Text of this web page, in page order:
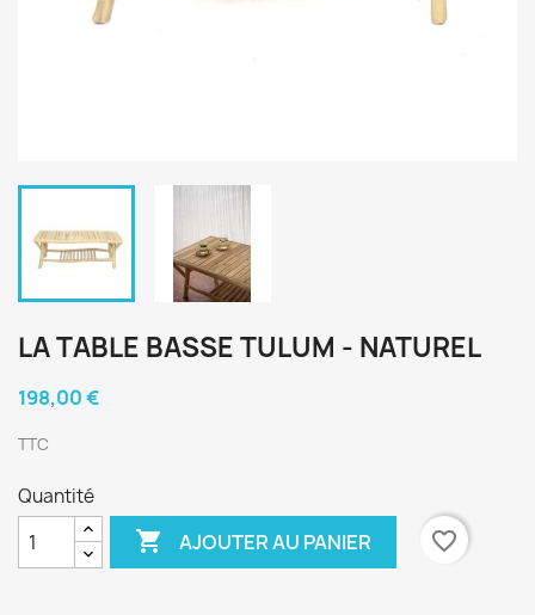
LA TABLE BASSE TULUM - NATUREL
198,00 €
TTC
Quantité
 AJOUTER AU PANIER favorite_border